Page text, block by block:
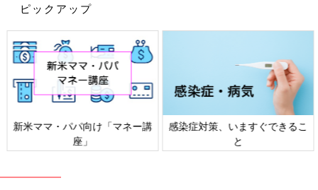
ピックアップ
感染症対策、いますぐできるこ
と
「もしものときの」赤ちゃん・
家族の防災